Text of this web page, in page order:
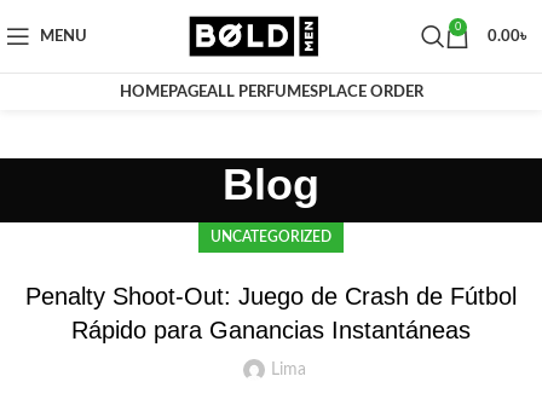
MENU
0
0.00৳
HOMEPAGEALL PERFUMESPLACE ORDER
Blog
UNCATEGORIZED
Penalty Shoot‑Out: Juego de Crash de Fútbol
Rápido para Ganancias Instantáneas
Lima